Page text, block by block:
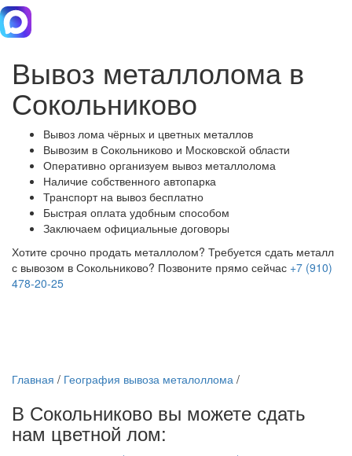
Вывоз металлолома в
Сокольниково
Вывоз лома чёрных и цветных металлов
Вывозим в Сокольниково и Московской области
Оперативно организуем вывоз металлолома
Наличие собственного автопарка
Транспорт на вывоз бесплатно
Быстрая оплата удобным способом
Заключаем официальные договоры
Хотите срочно продать металлолом? Требуется сдать металл
с вывозом в Сокольниково? Позвоните прямо сейчас +7 (910)
478-20-25
Главная / География вывоза металоллома /
В Сокольниково вы можете сдать
нам цветной лом: